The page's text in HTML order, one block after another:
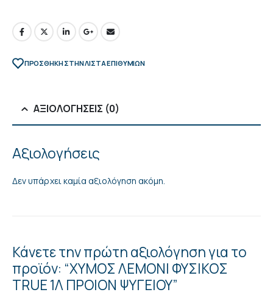
ΠΡΌΣΘΉΚΗ ΣΤΗΝ ΛΊΣΤΑ ΕΠΙΘΥΜΙΏΝ
ΑΞΙΟΛΟΓΉΣΕΙΣ (0)
Αξιολογήσεις
Δεν υπάρχει καμία αξιολόγηση ακόμη.
Κάνετε την πρώτη αξιολόγηση για το
προϊόν: “ΧΥΜΟΣ ΛΕΜΟΝΙ ΦΥΣΙΚΟΣ
TRUE 1Λ ΠΡΟΙΟΝ ΨΥΓΕΙΟΥ”